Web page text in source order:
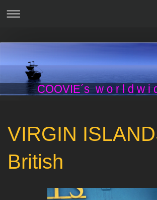
COOVIE´s w o r l d w i
VIRGIN
British